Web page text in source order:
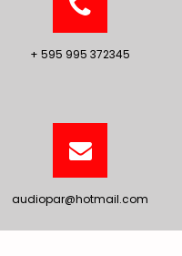
+ 595 995 372345
audiopar@hotmail.com